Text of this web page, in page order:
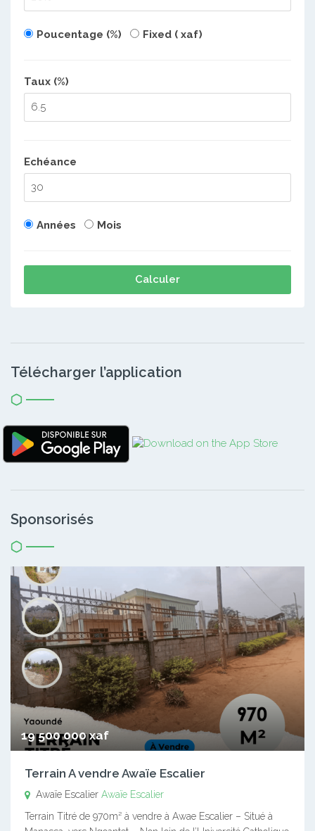
Poucentage (%) Fixed ( xaf)
Taux (%)
Echéance
Années Mois
Calculer
Télécharger l’application
Sponsorisés
19 500 000 xaf
Terrain A vendre Awaïe Escalier
Awaïe Escalier Awaïe Escalier
Terrain Titré de 970m² à vendre à Awae Escalier – Situé à